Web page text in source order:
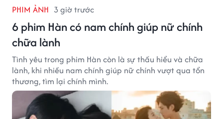
PHIM ẢNH 3 giờ trước
6 phim Hàn có nam chính giúp nữ chính
chữa lành
Tình yêu trong phim Hàn còn là sự thấu hiểu và chữa
lành, khi nhiều nam chính giúp nữ chính vượt qua tổn
thương, tìm lại chính mình.